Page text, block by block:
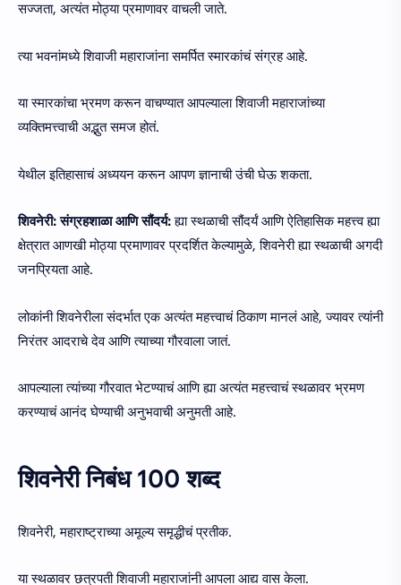
सज्जता, अत्यंत मोठ्या प्रमाणावर वाचली जाते.
त्या भवनांमध्ये शिवाजी महाराजांना समर्पित स्मारकांचं संग्रह आहे.
या स्मारकांचा भ्रमण करून वाचण्यात आपल्याला शिवाजी महाराजांच्या
व्यक्तिमत्त्वाची अद्भुत समज होतं.
येथील इतिहासाचं अध्ययन करून आपण ज्ञानाची उंची घेऊ शकता.
शिवनेरी: संग्रहशाळा आणि सौंदर्य:ह्या स्थळाची सौंदर्यं आणि ऐतिहासिक महत्त्व ह्या
क्षेत्रात आणखी मोठ्या प्रमाणावर प्रदर्शित केल्यामुळे, शिवनेरी ह्या स्थळाची अगदी
जनप्रियता आहे.
लोकांनी शिवनेरीला संदर्भात एक अत्यंत महत्त्वाचं ठिकाण मानलं आहे, ज्यावर त्यांनी
निरंतर आदराचे देव आणि त्याच्या गौरवाला जातं.
आपल्याला त्यांच्या गौरवात भेटण्याचं आणि ह्या अत्यंत महत्त्वाचं स्थळावर भ्रमण
करण्याचं आनंद घेण्याची अनुभवाची अनुमती आहे.
शिवनेरी निबंध 100 शब्द
शिवनेरी, महाराष्ट्राच्या अमूल्य समृद्धीचं प्रतीक.
या स्थळावर छत्रपती शिवाजी महाराजांनी आपला आद्य वास केला.